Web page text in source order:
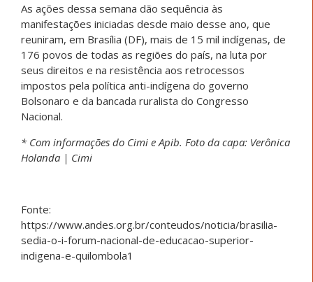
As ações dessa semana dão sequência às
manifestações iniciadas desde maio desse ano, que
reuniram, em Brasília (DF), mais de 15 mil indígenas, de
176 povos de todas as regiões do país, na luta por
seus direitos e na resistência aos retrocessos
impostos pela política anti-indígena do governo
Bolsonaro e da bancada ruralista do Congresso
Nacional.
* Com informações do Cimi e Apib. Foto da capa: Verônica
Holanda | Cimi
Fonte:
https://www.andes.org.br/conteudos/noticia/brasilia-
sedia-o-i-forum-nacional-de-educacao-superior-
indigena-e-quilombola1